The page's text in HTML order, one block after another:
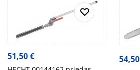
51,50€ 54,50